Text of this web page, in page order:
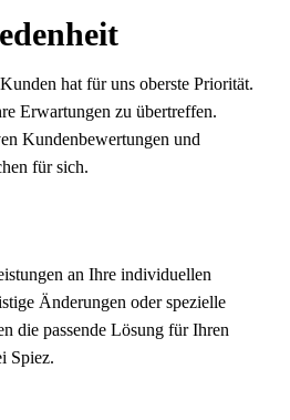
hat für uns oberste Priorität.
Erwartungen zu übertreffen.
Kundenbewertungen und
für sich.
an Ihre individuellen
Änderungen oder spezielle
die passende Lösung für Ihren
Spiez.